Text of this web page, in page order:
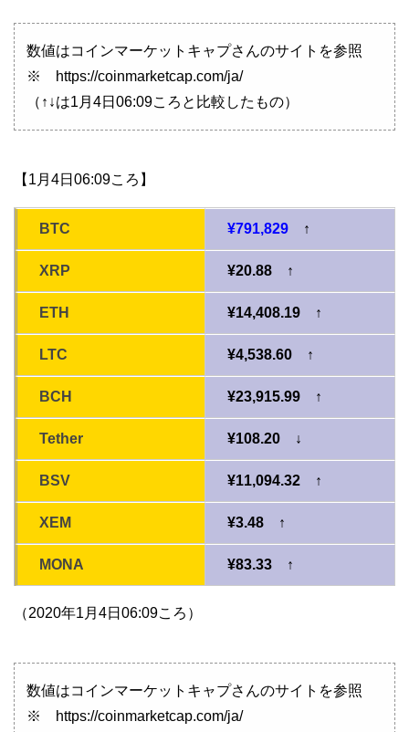
数値はコインマーケットキャプさんのサイトを参照
※ https://coinmarketcap.com/ja/
（↑↓は1月4日06:09ころと比較したもの）
【1月4日06:09ころ】
BTC ¥791,829 ↑
XRP ¥20.88 ↑
ETH ¥14,408.19 ↑
LTC ¥4,538.60 ↑
BCH ¥23,915.99 ↑
Tether ¥108.20 ↓
BSV ¥11,094.32 ↑
XEM ¥3.48 ↑
MONA ¥83.33 ↑
（2020年1月4日06:09ころ）
数値はコインマーケットキャプさんのサイトを参照
※ https://coinmarketcap.com/ja/